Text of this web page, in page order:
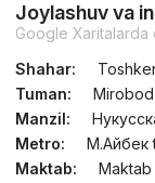
Joylashuv va
Google Xaritalarda
Shahar:
Tuman:
Mirobod
Manzil:
Metro:
М.Айбек
Maktab:
Maktab